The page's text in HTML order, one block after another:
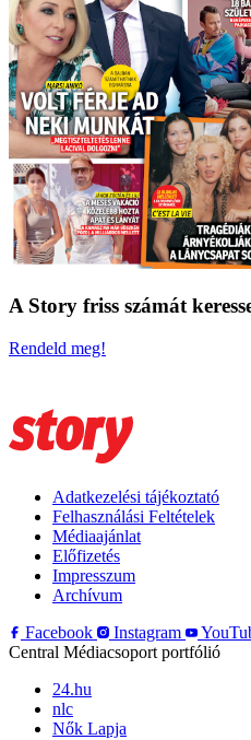
A Story friss számát
Rendeld meg!
Adatkezelési tájékoztató
Felhasználási Feltételek
Médiaajánlat
Előfizetés
Impresszum
Archívum
Facebook
Instagram
Central Médiacsoport portfólió
24.hu
nlc
Nők Lapja